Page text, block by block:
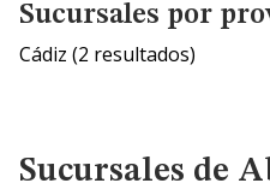
Sucursales por
Cádiz (2 resultados)
Sucursales de